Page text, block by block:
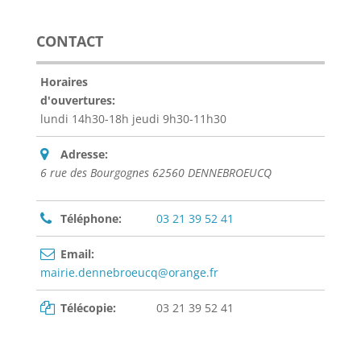
CONTACT
Horaires
d'ouvertures:
lundi 14h30-18h jeudi 9h30-11h30
Adresse:
6 rue des Bourgognes 62560 DENNEBROEUCQ
Téléphone: 03 21 39 52 41
Email:
mairie.dennebroeucq@orange.fr
Télécopie: 03 21 39 52 41